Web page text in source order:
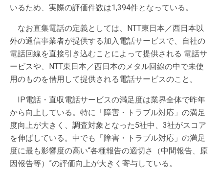
いるため、実際の評価件数は1,394件となっている。
なお直集電話の定義としては、NTT東日本／西日本以
外の通信事業者が提供する加入電話サービスで、自社の
電話回線を直接引き込むことによって提供される 電話サ
ービスや、NTT東日本／西日本のメタル回線の中で未使
用のものを借用して提供される電話サービスのこと。
IP電話・直収電話サービスの満足度は業界全体で昨年
から向上している。特に「障害・トラブル対応」の満足
度向上が大きく、調査対象となった5社中、3社がスコア
を伸ばしている。中でも「障害・トラブル対応」の満足
度に最も影響度の高い“各種報告の適切さ（中間報告、原
因報告等）”の評価向上が大きく寄与している。